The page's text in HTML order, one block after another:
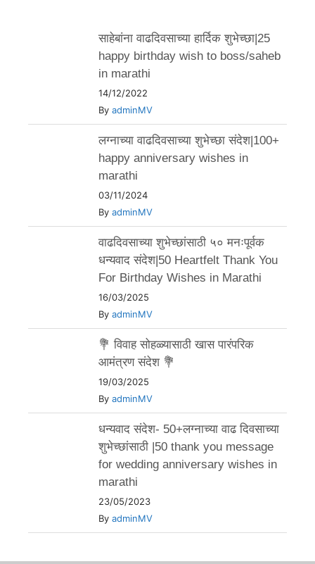
साहेबांना वाढदिवसाच्या हार्दिक शुभेच्छा|25
happy birthday wish to boss/saheb
in marathi
14/12/2022
By adminMV
लग्नाच्या वाढदिवसाच्या शुभेच्छा संदेश|100+
happy anniversary wishes in
marathi
03/11/2024
By adminMV
वाढदिवसाच्या शुभेच्छांसाठी ५० मनःपूर्वक
धन्यवाद संदेश|50 Heartfelt Thank You
For Birthday Wishes in Marathi
16/03/2025
By adminMV
💐 विवाह सोहळ्यासाठी खास पारंपरिक
आमंत्रण संदेश 💐
19/03/2025
By adminMV
धन्यवाद संदेश- 50+लग्नाच्या वाढ दिवसाच्या
शुभेच्छांसाठी |50 thank you message
for wedding anniversary wishes in
marathi
23/05/2023
By adminMV